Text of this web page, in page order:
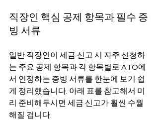
직장인 핵심 공제 항목과 필수 증
빙 서류
일반 직장인이 세금 신고 시 자주 신청하
는 주요 공제 항목과 각 항목별로 ATO에
서 인정하는 증빙 서류를 한눈에 보기 쉽
게 정리했습니다. 아래 표를 참고해서 미
리 준비해두시면 세금 신고가 훨씬 수월
해질 겁니다.